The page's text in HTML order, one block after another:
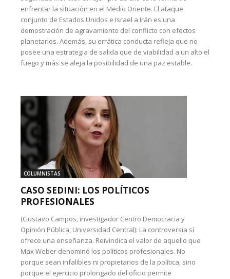
enfrentar la situación en el Medio Oriente. El ataque
conjunto de Estados Unidos e Israel a Irán es una
demostración de agravamiento del conflicto con efectos
planetarios. Además, su errática conducta refleja que no
posee una estrategia de salida que de viabilidad a un alto el
fuego y más se aleja la posibilidad de una paz estable.
COLUMNISTAS
CASO SEDINI: LOS POLÍTICOS
PROFESIONALES
(Gustavo Campos, investigador Centro Democracia y
Opinión Pública, Universidad Central): La controversia sí
ofrece una enseñanza. Reivindica el valor de aquello que
Max Weber denominó los políticos profesionales. No
porque sean infalibles ni propietarios de la política, sino
porque el ejercicio prolongado del oficio permite